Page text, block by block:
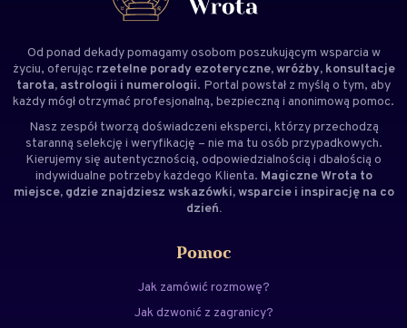
Od ponad dekady pomagamy osobom poszukującym wsparcia w
życiu, oferując rzetelne porady ezoteryczne, wróżby, konsultacje
tarota, astrologii i numerologii. Portal powstał z myślą o tym, aby
każdy mógł otrzymać profesjonalną, bezpieczną i anonimową pomoc.
Nasz zespół tworzą doświadczeni eksperci, którzy przechodzą
staranną selekcję i weryfikację – nie ma tu osób przypadkowych.
Kierujemy się autentycznością, odpowiedzialnością i dbałością o
indywidualne potrzeby każdego Klienta. Magiczne Wrota to
miejsce, gdzie znajdziesz wskazówki, wsparcie i inspirację na co
dzień.
Pomoc
Jak zamówić rozmowę?
Jak dzwonić z zagranicy?